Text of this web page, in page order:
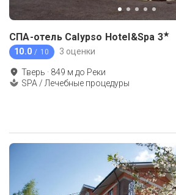
СПА-отель Calypso Hotel&Spa 3★
10.0 / 10 3 оценки
Тверь · 849 м до Реки
SPA / Лечебные процедуры